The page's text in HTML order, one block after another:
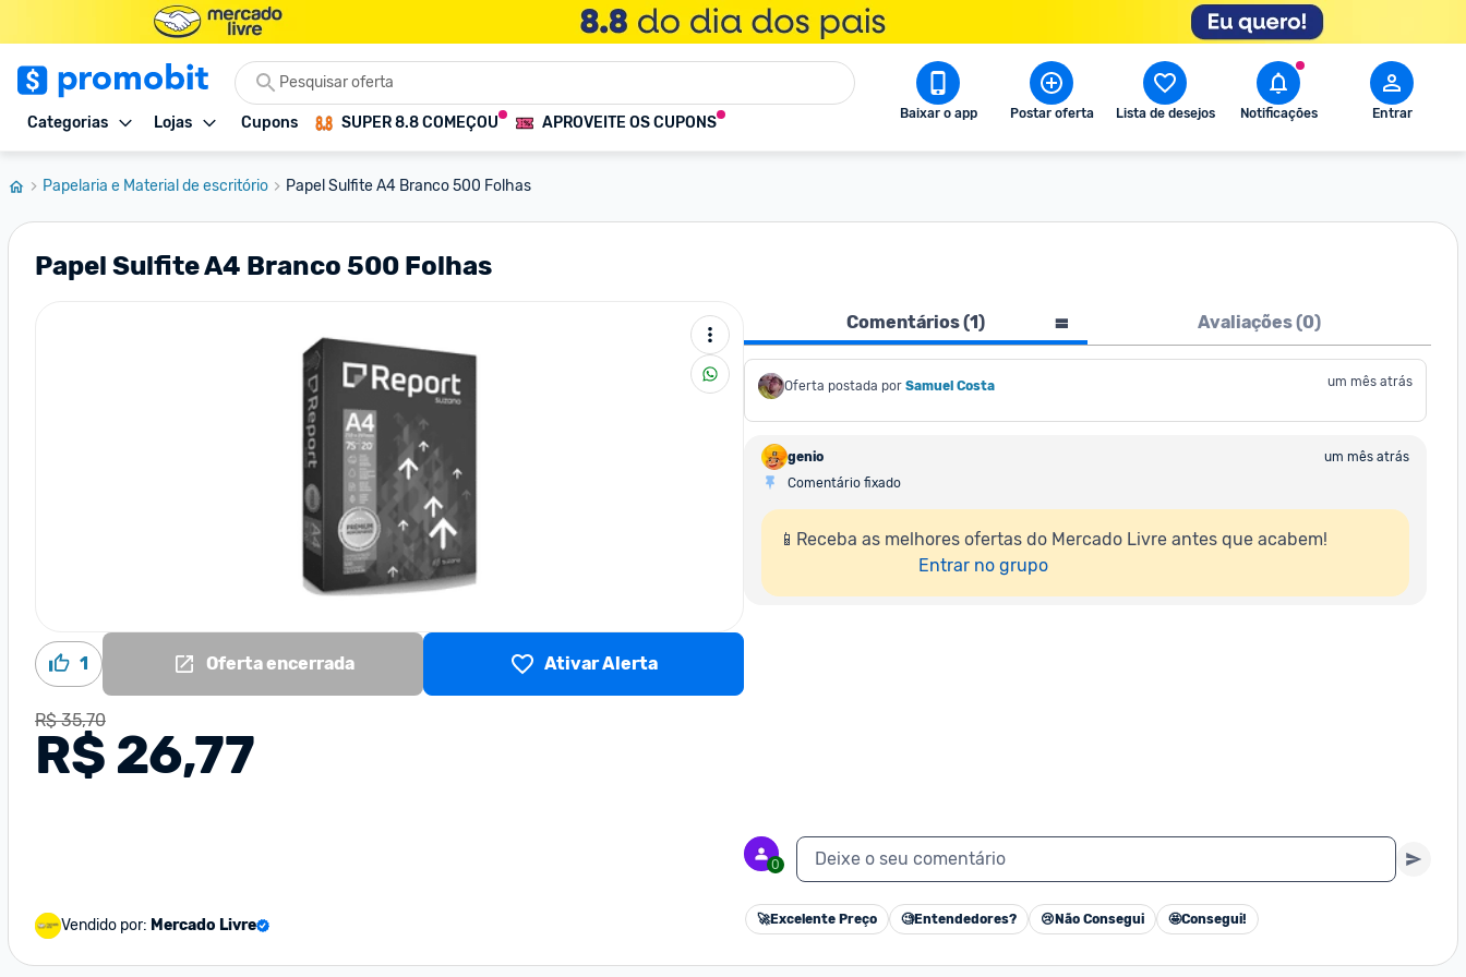
Categorias Lojas Cupons SUPER 8.8 COMEÇOU APROVEITE OS CUPONS Baixar o app Postar oferta Lista de desejos Notificações Entrar
Papelaria e Material de escritório Papel Sulfite A4 Branco 500 Folhas
Papel Sulfite A4 Branco 500 Folhas
1 Oferta encerrada Ativar Alerta
R$ 35,70
R$ 26,77
Vendido por: Mercado Livre
Comentários (1) Avaliações (0)
Oferta postada por Samuel Costa um mês atrás
genio
um mês atrás
Comentário fixado
📱Receba as melhores ofertas do Mercado Livre antes que acabem!
Entrar no grupo
0 Deixe o seu comentário
🚀Excelente Preço 🧐Entendedores? 😢 Não Consegui 🤩Consegui!